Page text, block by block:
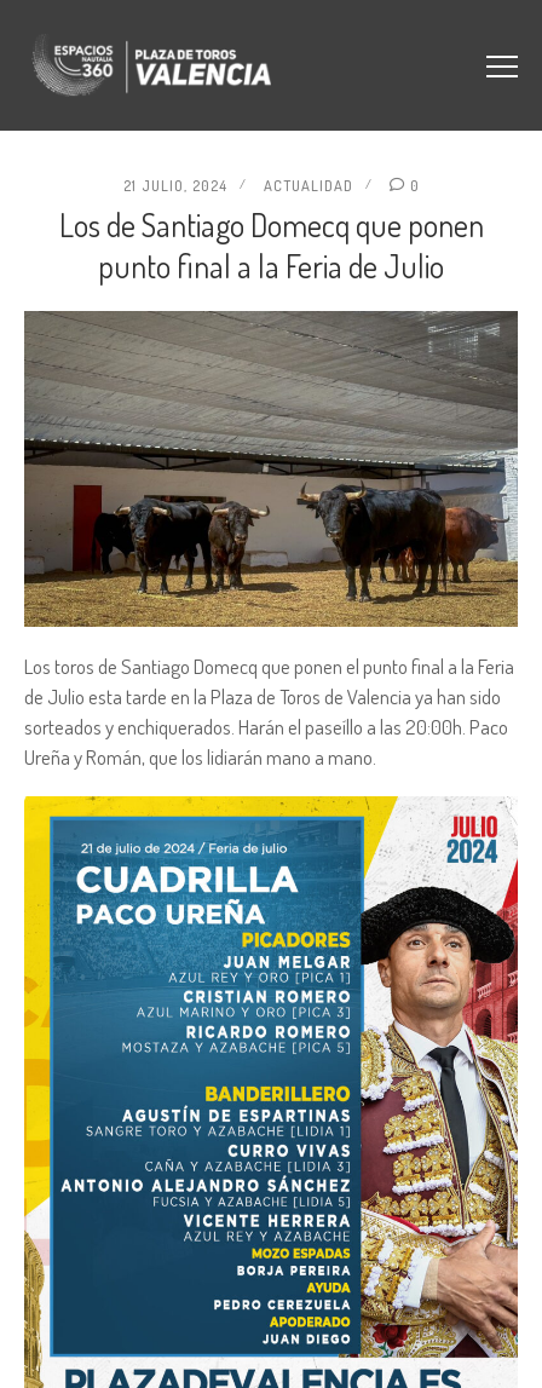
21 JULIO, 2024 ACTUALIDAD 0
Los de Santiago Domecq que ponen
punto final a la Feria de Julio
Los toros de Santiago Domecq que ponen el punto final a la Feria
de Julio esta tarde en la Plaza de Toros de Valencia ya han sido
sorteados y enchiquerados. Harán el paseíllo a las 20:00h. Paco
Ureña y Román, que los lidiarán mano a mano.